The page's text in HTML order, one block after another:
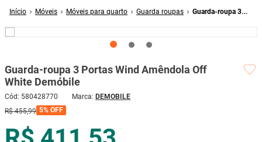
Móveis Móveis para quarto Guarda roupas
Guarda-roupa 3
Guarda-roupa 3 Portas Wind Amêndola Off
White Demóbile
Cód: 580428770
DEMOBILE
R$ 455,99 5% OFF
2º porcelanato
5º porta
vaso sanitário
7º tinta